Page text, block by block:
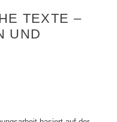
TEXTE –
UND